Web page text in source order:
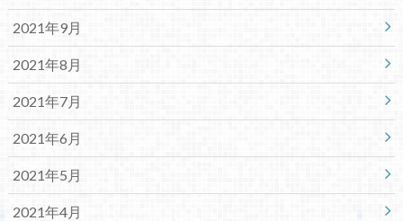
2021年9月
2021年8月
2021年7月
2021年6月
2021年5月
2021年4月